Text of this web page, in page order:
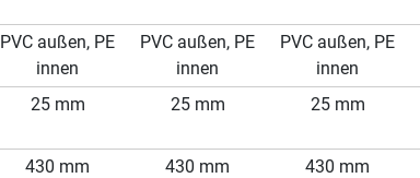
PVC außen, PE
innen
PVC außen, PE
innen
PVC außen, PE
innen
25 mm 25 mm 25 mm
430 mm 430 mm 430 mm